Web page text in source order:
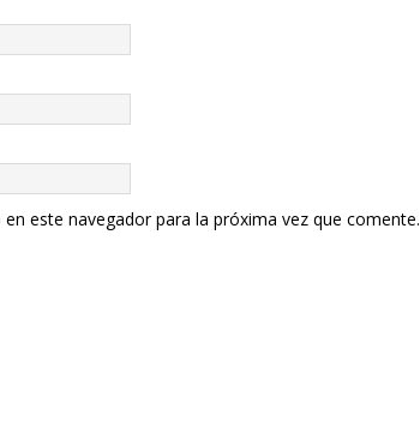
este navegador para la próxima vez que comente.